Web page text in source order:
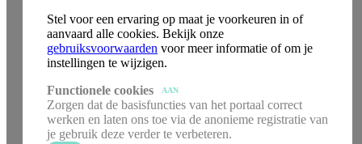
11.00
Eucharistie
zo
20/12
Eucharistie
zo
27/12
11.00
Stel voor een ervaring op maat je voorkeuren in of
aanvaard alle cookies. Bekijk onze
gebruiksvoorwaarden voor meer informatie of om je
instellingen te wijzigen.
Functionele cookies
AAN
Zorgen dat de basisfuncties van het portaal correct
werken en laten ons toe via de anonieme registratie van
je gebruik deze verder te verbeteren.